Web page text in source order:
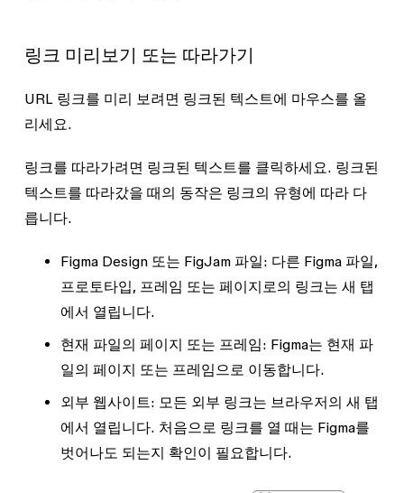
링크 미리보기 또는 따라가기
URL 링크를 미리 보려면 링크된 텍스트에 마우스를 올
리세요.
링크를 따라가려면 링크된 텍스트를 클릭하세요. 링크된
텍스트를 따라갔을 때의 동작은 링크의 유형에 따라 다
릅니다.
Figma Design 또는 FigJam 파일: 다른 Figma 파일,
프로토타입, 프레임 또는 페이지로의 링크는 새 탭
에서 열립니다.
현재 파일의 페이지 또는 프레임: Figma는 현재 파
일의 페이지 또는 프레임으로 이동합니다.
외부 웹사이트: 모든 외부 링크는 브라우저의 새 탭
에서 열립니다. 처음으로 링크를 열 때는 Figma를
벗어나도 되는지 확인이 필요합니다.